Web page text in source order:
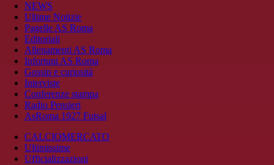
NEWS
Ultime Notizie
Pagelle AS Roma
Editoriali
Allenamenti AS Roma
Infortuni AS Roma
Gossip e curiosità
Interviste
Conferenze stampa
Radio Pensieri
AsRoma 1927 Futsal
CALCIOMERCATO
Ultimissime
Ufficializzazioni